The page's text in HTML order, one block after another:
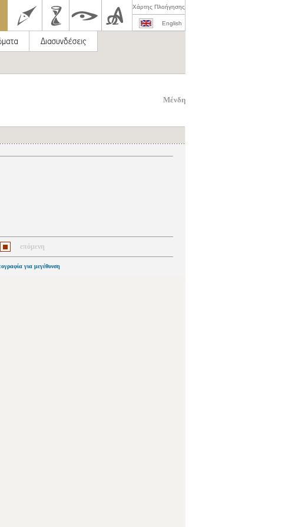
Χάρτης Πλοήγησης
English
Μένδη
επόμενη
για μεγέθυνση